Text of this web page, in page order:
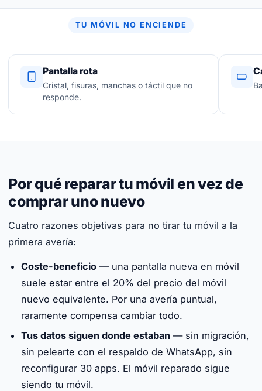
TU MÓVIL NO ENCIENDE
Pantalla rota
Cristal, fisuras, manchas o táctil que no
responde.
Por qué reparar tu móvil en vez de
comprar uno nuevo
Cuatro razones objetivas para no tirar tu móvil a la
primera avería:
Coste-beneficio — una pantalla nueva en móvil
suele estar entre el 20% del precio del móvil
nuevo equivalente. Por una avería puntual,
raramente compensa cambiar todo.
Tus datos siguen donde estaban — sin migración,
sin pelearte con el respaldo de WhatsApp, sin
reconfigurar 30 apps. El móvil reparado sigue
siendo tu móvil.